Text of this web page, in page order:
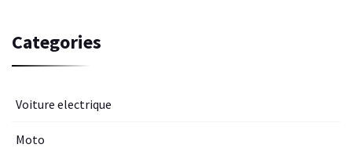
Categories
Voiture electrique
Moto